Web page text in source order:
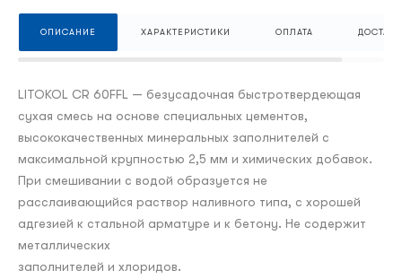
ОПИСАНИЕ ХАРАКТЕРИСТИКИ ОПЛАТА
LITOKOL CR 60FFL — безусадочная быстротвердеющая
сухая смесь на основе специальных цементов,
высококачественных минеральных заполнителей с
максимальной крупностью 2,5 мм и химических добавок.
При смешивании с водой образуется не
расслаивающийся раствор наливного типа, с хорошей
адгезией к стальной арматуре и к бетону. Не содержит
металлических
заполнителей и хлоридов.